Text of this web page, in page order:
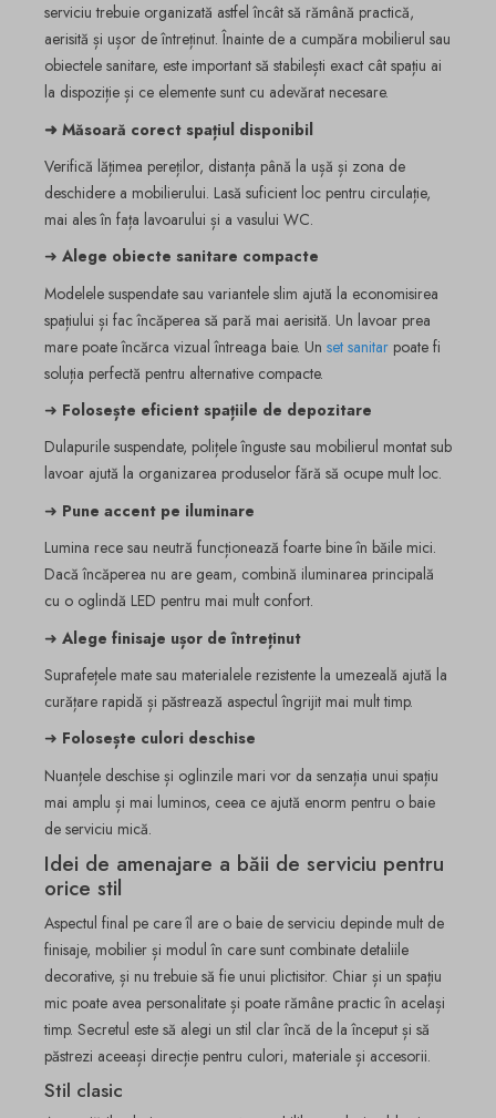
serviciu trebuie organizată astfel încât să rămână practică,
aerisită și ușor de întreținut. Înainte de a cumpăra mobilierul sau
obiectele sanitare, este important să stabilești exact cât spațiu ai
la dispoziție și ce elemente sunt cu adevărat necesare.
➜ Măsoară corect spațiul disponibil
Verifică lățimea pereților, distanța până la ușă și zona de
deschidere a mobilierului. Lasă suficient loc pentru circulație,
mai ales în fața lavoarului și a vasului WC.
➜ Alege obiecte sanitare compacte
Modelele suspendate sau variantele slim ajută la economisirea
spațiului și fac încăperea să pară mai aerisită. Un lavoar prea
mare poate încărca vizual întreaga baie. Un set sanitar poate fi
soluția perfectă pentru alternative compacte.
➜ Folosește eficient spațiile de depozitare
Dulapurile suspendate, polițele înguste sau mobilierul montat sub
lavoar ajută la organizarea produselor fără să ocupe mult loc.
➜ Pune accent pe iluminare
Lumina rece sau neutră funcționează foarte bine în băile mici.
Dacă încăperea nu are geam, combină iluminarea principală
cu o oglindă LED pentru mai mult confort.
➜ Alege finisaje ușor de întreținut
Suprafețele mate sau materialele rezistente la umezeală ajută la
curățare rapidă și păstrează aspectul îngrijit mai mult timp.
➜ Folosește culori deschise
Nuanțele deschise și oglinzile mari vor da senzația unui spațiu
mai amplu și mai luminos, ceea ce ajută enorm pentru o baie
de serviciu mică.
Idei de amenajare a băii de serviciu pentru
orice stil
Aspectul final pe care îl are o baie de serviciu depinde mult de
finisaje, mobilier și modul în care sunt combinate detaliile
decorative, și nu trebuie să fie unui plictisitor. Chiar și un spațiu
mic poate avea personalitate și poate rămâne practic în același
timp. Secretul este să alegi un stil clar încă de la început și să
păstrezi aceeași direcție pentru culori, materiale și accesorii.
Stil clasic